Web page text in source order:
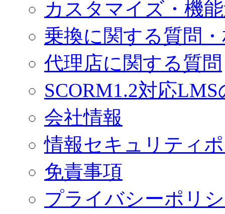
カスタマイズ・機
乗換に関する質問
代理店に関する質問
SCORM1.2対応
会社情報
情報セキュリティ
免責事項
プライバシーポリ